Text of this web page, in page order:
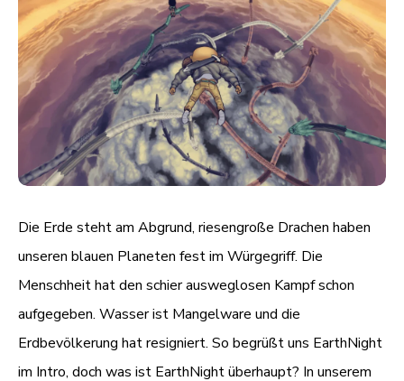
Die Erde steht am Abgrund, riesengroße Drachen haben
unseren blauen Planeten fest im Würgegriff. Die
Menschheit hat den schier ausweglosen Kampf schon
aufgegeben. Wasser ist Mangelware und die
Erdbevölkerung hat resigniert. So begrüßt uns EarthNight
im Intro, doch was ist EarthNight überhaupt? In unserem